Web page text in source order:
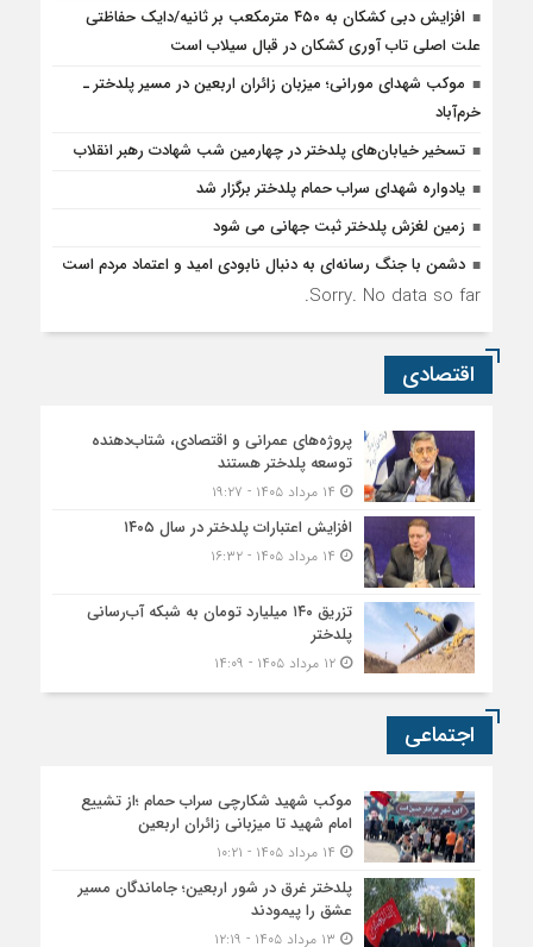
افزایش دبی کشکان به ۴۵۰ مترمکعب بر ثانیه/دایک حفاظتی
علت اصلی تاب آوری کشکان در قبال سیلاب است
موکب شهدای مورانی؛ میزبان زائران اربعین در مسیر پلدختر ـ
خرم‌آباد
تسخیر خیابان‌های پلدختر در چهارمین شب شهادت رهبر انقلاب
یادواره شهدای سراب حمام پلدختر برگزار شد
زمین لغزش پلدختر ثبت جهانی می شود
دشمن با جنگ رسانه‌ای به دنبال نابودی امید و اعتماد مردم است
Sorry. No data so far.
اقتصادی
پروژه‌های عمرانی و اقتصادی، شتاب‌دهنده
توسعه پلدختر هستند
افزایش اعتبارات پلدختر در سال ۱۴۰۵
تزریق ۱۴۰ میلیارد تومان به شبکه آب‌رسانی
پلدختر
۱۲ مرداد ۱۴۰۵ - ۱۴:۰۹
اجتماعی
موکب شهید شکارچی سراب حمام ؛از تشییع
امام شهید تا میزبانی زائران اربعین
پلدختر غرق در شور اربعین؛ جاماندگان مسیر
عشق را پیمودند